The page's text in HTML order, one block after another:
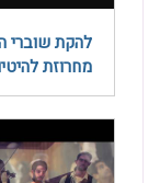
להקת שוברי
מחרוזת